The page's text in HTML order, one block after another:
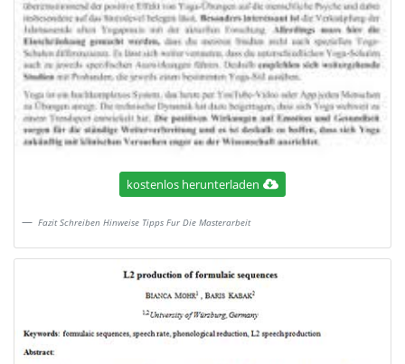
kostenlos herunterladen
Fazit Schreiben Hinweise Tipps Fur Die Masterarbeit